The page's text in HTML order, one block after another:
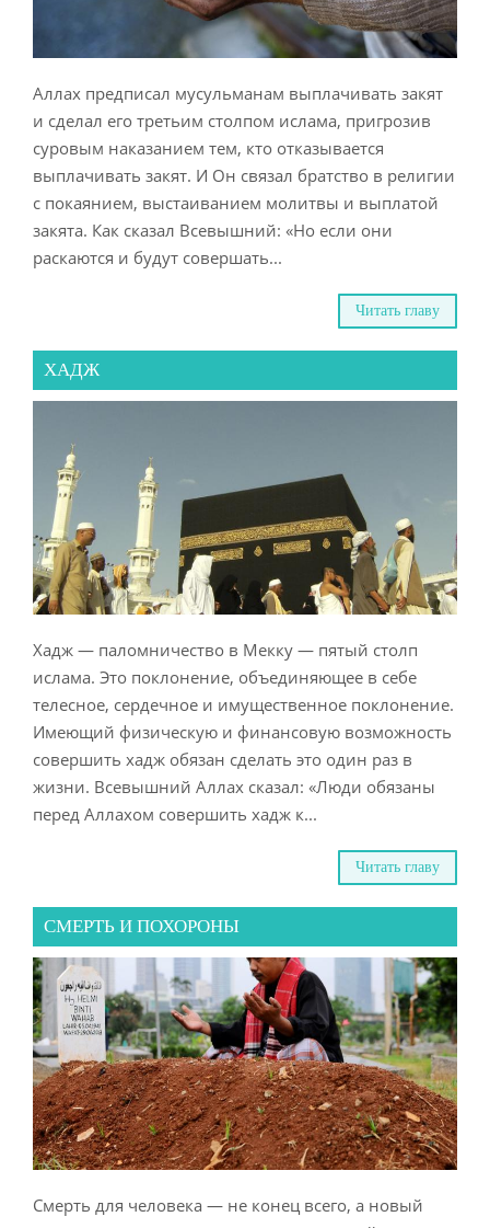
Аллах предписал мусульманам выплачивать закят
и сделал его третьим столпом ислама, пригрозив
суровым наказанием тем, кто отказывается
выплачивать закят. И Он связал братство в религии
с покаянием, выстаиванием молитвы и выплатой
закята. Как сказал Всевышний: «Но если они
раскаются и будут совершать...
Читать главу
ХАДЖ
Хадж — паломничество в Мекку — пятый столп
ислама. Это поклонение, объединяющее в себе
телесное, сердечное и имущественное поклонение.
Имеющий физическую и финансовую возможность
совершить хадж обязан сделать это один раз в
жизни. Всевышний Аллах сказал: «Люди обязаны
перед Аллахом совершить хадж к...
Читать главу
СМЕРТЬ И ПОХОРОНЫ
Смерть для человека — не конец всего, а новый